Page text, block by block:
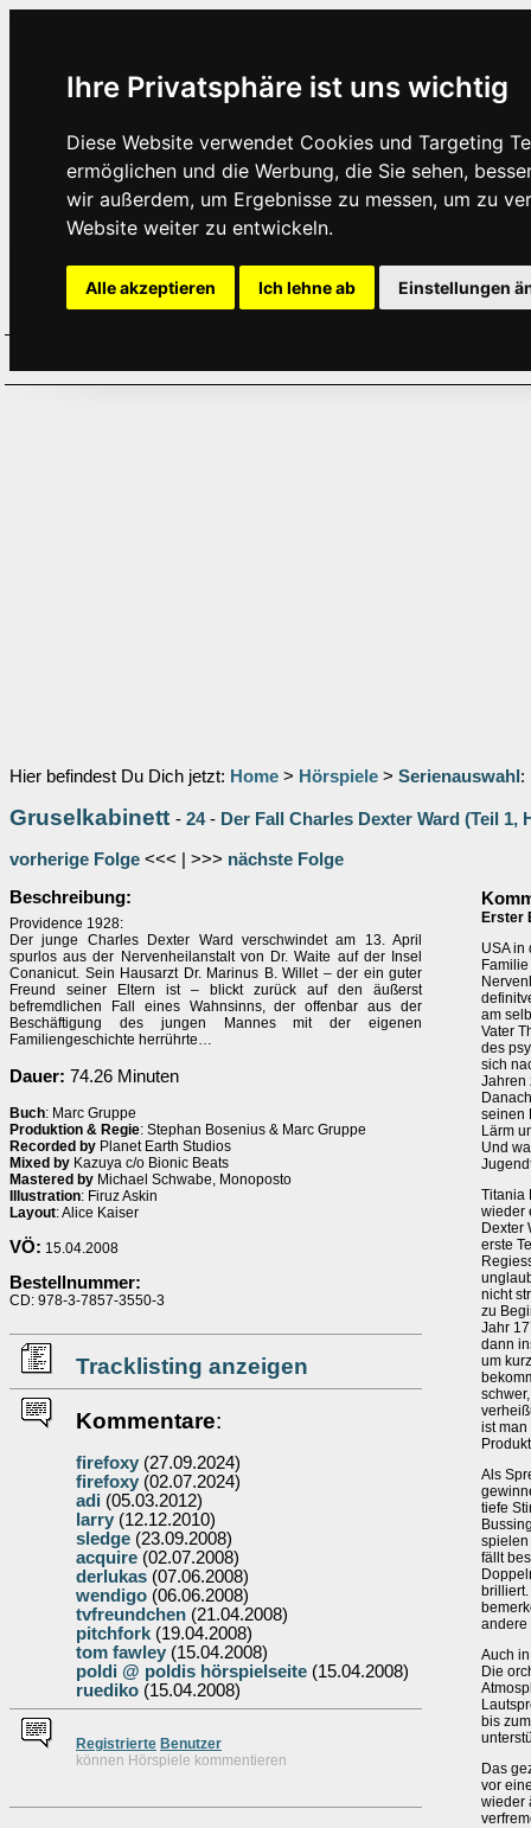
Ihre Privatsphäre ist uns wichtig
Diese Website verwendet Cookies und Targeting
ermöglichen und die Werbung, die Sie sehen,
wir außerdem, um Ergebnisse zu messen, um zu
Website weiter zu entwickeln.
Alle akzeptieren Ich lehne ab Einstellungen
Hier befindest Du Dich jetzt: Home > Hörspiele > Serienauswahl :
Gruselkabinett - 24- Der Fall Charles Dexter Ward (Teil 1,
vorherige Folge <<< | >>> nächste Folge
Beschreibung:
Providence 1928:
Der junge Charles Dexter Ward verschwindet am 13. April
spurlos aus der Nervenheilanstalt von Dr. Waite auf der Insel
Conanicut. Sein Hausarzt Dr. Marinus B. Willet – der ein guter
Freund seiner Eltern ist – blickt zurück auf den äußerst
befremdlichen Fall eines Wahnsinns, der offenbar aus der
Beschäftigung des jungen Mannes mit der eigenen
Familiengeschichte herrührte…
Dauer: 74.26 Minuten
Buch: Marc Gruppe
Produktion & Regie: Stephan Bosenius & Marc Gruppe
Recorded by Planet Earth Studios
Mixed by Kazuya c/o Bionic Beats
Mastered by Michael Schwabe, Monoposto
Illustration: Firuz Askin
Layout: Alice Kaiser
VÖ: 15.04.2008
Bestellnummer:
CD: 978-3-7857-3550-3
Tracklisting anzeigen
Kommentare:
firefoxy (27.09.2024)
firefoxy (02.07.2024)
adi (05.03.2012)
larry (12.12.2010)
sledge (23.09.2008)
acquire (02.07.2008)
derlukas (07.06.2008)
wendigo (06.06.2008)
tvfreundchen (21.04.2008)
pitchfork (19.04.2008)
tom fawley (15.04.2008)
poldi @ poldis hörspielseite (15.04.2008)
ruediko (15.04.2008)
Registrierte Benutzer
können Hörspiele kommentieren
Erster
USA in
am
Vater
des
sich
Jahren
seinen
Lärm
Und
Titania
wieder
Dexter
erste
nicht
zu
Jahr
dann
um
ist
Als
tiefe
spielen
fällt
andere
Auch
Die
bis
Das
vor
wieder